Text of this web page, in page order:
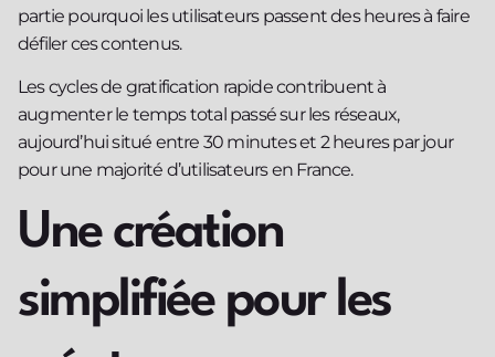
partie pourquoi les utilisateurs passent des heures à faire
défiler ces contenus.
Les cycles de gratification rapide contribuent à
augmenter le temps total passé sur les réseaux,
aujourd’hui situé entre 30 minutes et 2 heures par jour
pour une majorité d’utilisateurs en France.
Une création
simplifiée pour les